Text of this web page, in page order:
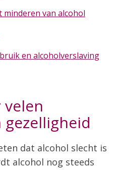
van alcohol
en alcoholverslaving
dat alcohol slecht is
alcohol nog steeds